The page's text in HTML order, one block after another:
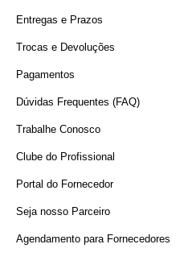
Entregas e Prazos
Trocas e Devoluções
Pagamentos
Dúvidas Frequentes (FAQ)
Trabalhe Conosco
Clube do Profissional
Portal do Fornecedor
Seja nosso Parceiro
Agendamento para Fornecedores